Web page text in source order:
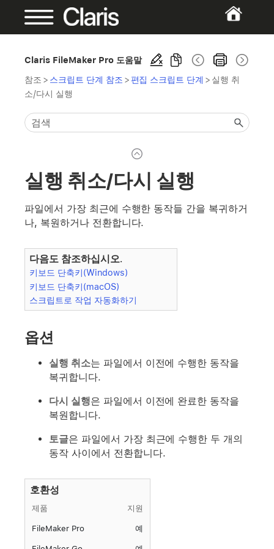
Claris FileMaker Pro 도움말
참조 > 스크립트 단계 참조 > 편집 스크립트 단계 > 실행 취
소/다시 실행
실행 취소/다시 실행
파일에서 가장 최근에 수행한 동작들 간을 복귀하거
나, 복원하거나 전환합니다.
다음도 참조하십시오.
키보드 단축키(Windows)
키보드 단축키(macOS)
스크립트로 작업 자동화하기
옵션
실행 취소는 파일에서 이전에 수행한 동작을
복귀합니다.
다시 실행은 파일에서 이전에 완료한 동작을
복원합니다.
토글은 파일에서 가장 최근에 수행한 두 개의
동작 사이에서 전환합니다.
호환성
제품 지원
FileMaker Pro 예